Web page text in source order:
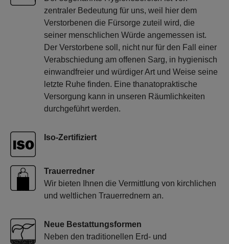
zentraler Bedeutung für uns, weil hier dem
Verstorbenen die Fürsorge zuteil wird, die
seiner menschlichen Würde angemessen ist.
Der Verstorbene soll, nicht nur für den Fall einer
Verabschiedung am offenen Sarg, in hygienisch
einwandfreier und würdiger Art und Weise seine
letzte Ruhe finden. Eine thanatopraktische
Versorgung kann in unseren Räumlichkeiten
durchgeführt werden.
Iso-Zertifiziert
Trauerredner
Wir bieten Ihnen die Vermittlung von kirchlichen
und weltlichen Trauerrednern an.
Neue Bestattungsformen
Neben den traditionellen Erd- und